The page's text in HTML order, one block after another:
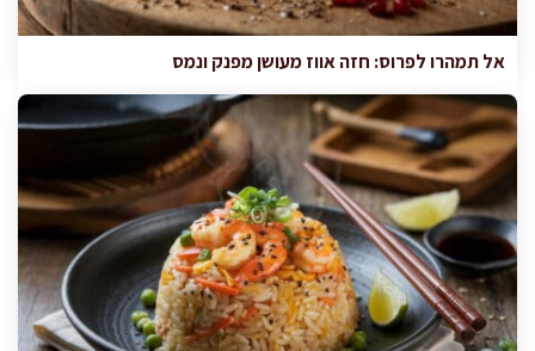
אל תמהרו לפרוס: חזה אווז מעושן מפנק ונמס